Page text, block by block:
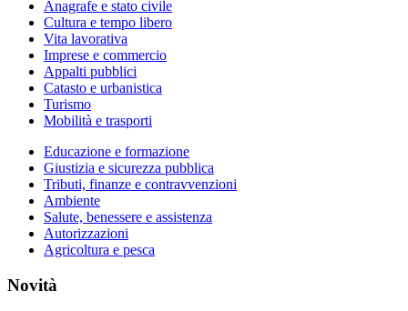
Anagrafe e stato civile
Cultura e tempo libero
Vita lavorativa
Imprese e commercio
Appalti pubblici
Catasto e urbanistica
Turismo
Mobilità e trasporti
Educazione e formazione
Giustizia e sicurezza pubblica
Tributi, finanze e contravvenzioni
Ambiente
Salute, benessere e assistenza
Autorizzazioni
Agricoltura e pesca
Novità